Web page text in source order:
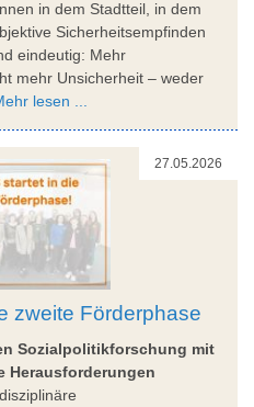
in dem Stadtteil, in dem
Sicherheitsempfinden
eindeutig: Mehr
mehr Unsicherheit – weder
lesen ...
27.05.2026
zweite Förderphase
Sozialpolitikforschung mit
Herausforderungen